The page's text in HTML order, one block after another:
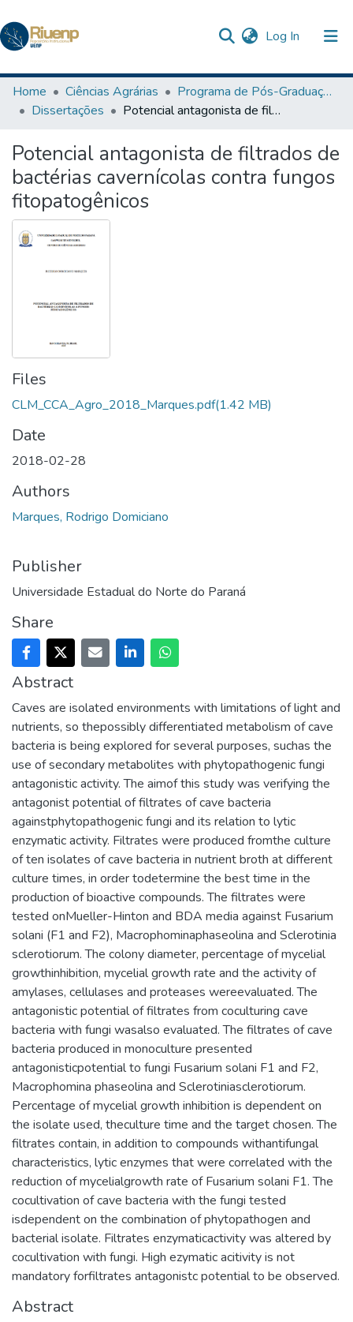
Log In (current)
Communities & Collections
Browse DSpace
Statistics
The Repository
Home Ciências Agrárias
Programa de Pós-Graduação em Agronomia
Dissertações
Potencial antagonista de filtrados de bactérias cavernícolas contra fungos fitopatogênicos
Potencial antagonista de filtrados de
bactérias cavernícolas contra fungos
fitopatogênicos
Files
CLM_CCA_Agro_2018_Marques.pdf(1.42 MB)
Date
2018-02-28
Authors
Marques, Rodrigo Domiciano
Publisher
Universidade Estadual do Norte do Paraná
Share
Abstract
Caves are isolated environments with limitations of light and
nutrients, so thepossibly differentiated metabolism of cave
bacteria is being explored for several purposes, suchas the
use of secondary metabolites with phytopathogenic fungi
antagonistic activity. The aimof this study was verifying the
antagonist potential of filtrates of cave bacteria
againstphytopathogenic fungi and its relation to lytic
enzymatic activity. Filtrates were produced fromthe culture
of ten isolates of cave bacteria in nutrient broth at different
culture times, in order todetermine the best time in the
production of bioactive compounds. The filtrates were
tested onMueller-Hinton and BDA media against Fusarium
solani (F1 and F2), Macrophominaphaseolina and Sclerotinia
sclerotiorum. The colony diameter, percentage of mycelial
growthinhibition, mycelial growth rate and the activity of
amylases, cellulases and proteases wereevaluated. The
antagonistic potential of filtrates from coculturing cave
bacteria with fungi wasalso evaluated. The filtrates of cave
bacteria produced in monoculture presented
antagonisticpotential to fungi Fusarium solani F1 and F2,
Macrophomina phaseolina and Sclerotiniasclerotiorum.
Percentage of mycelial growth inhibition is dependent on
the isolate used, theculture time and the target chosen. The
filtrates contain, in addition to compounds withantifungal
characteristics, lytic enzymes that were correlated with the
reduction of mycelialgrowth rate of Fusarium solani F1. The
cocultivation of cave bacteria with the fungi tested
isdependent on the combination of phytopathogen and
bacterial isolate. Filtrates enzymaticactivity was altered by
cocultivation with fungi. High ezymatic acitivity is not
mandatory forfiltrates antagonistc potential to be observed.
Abstract